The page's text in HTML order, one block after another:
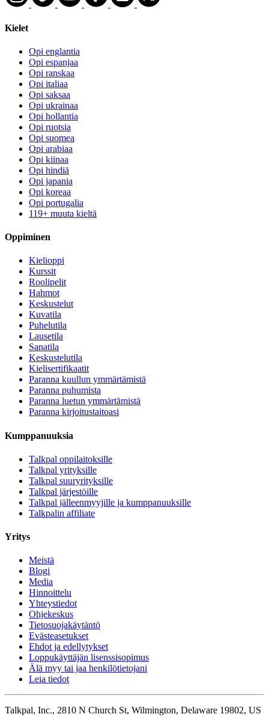
Kielet
Opi englantia
Opi espanjaa
Opi ranskaa
Opi italiaa
Opi saksaa
Opi ukrainaa
Opi hollantia
Opi ruotsia
Opi suomea
Opi arabiaa
Opi kiinaa
Opi hindiä
Opi japania
Opi koreaa
Opi portugalia
119+ muuta kieltä
Oppiminen
Kielioppi
Kurssit
Roolipelit
Hahmot
Keskustelut
Kuvatila
Puhelutila
Lausetila
Sanatila
Keskustelutila
Kielisertifikaatit
Paranna kuullun ymmärtämistä
Paranna puhumista
Paranna luetun ymmärtämistä
Paranna kirjoitustaitoasi
Kumppanuuksia
Talkpal oppilaitoksille
Talkpal yrityksille
Talkpal suuryrityksille
Talkpal järjestöille
Talkpal jälleenmyyjille ja kumppanuuksille
Talkpalin affiliate
Yritys
Meistä
Blogi
Media
Hinnoittelu
Yhteystiedot
Ohjekeskus
Tietosuojakäytäntö
Evästeasetukset
Ehdot ja edellytykset
Loppukäyttäjän lisenssisopimus
Älä myy tai jaa henkilötietojani
Leia tiedot
Talkpal, Inc., 2810 N Church St, Wilmington, Delaware 19802, US